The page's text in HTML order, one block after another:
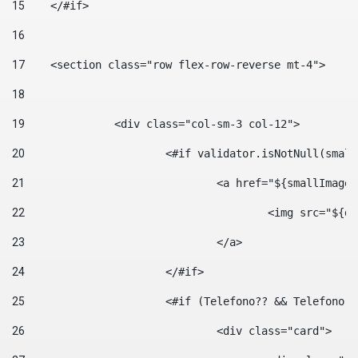
15
    </#if>
16
17
    <section class="row flex-row-reverse mt-4">
18
19
		<div class="col-sm-3 col-12">
20
<#if
21
<a
22
<img
23
				</a>
24
25
<#if (Telefono?? &&
26
				<div class="card">